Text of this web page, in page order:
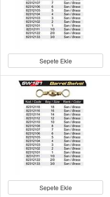
Sepete Ekle
Sepete Ekle